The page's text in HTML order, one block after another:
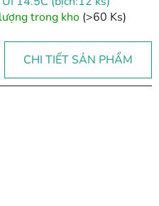
trong kho (>60 Ks)
CHI TIẾT SẢN PHẨM